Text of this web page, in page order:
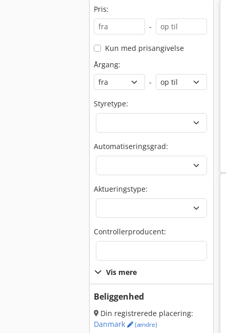
Pris:
-
Kun med prisangivelse
Årgang:
-
Styretype:
Automatiseringsgrad:
Aktueringstype:
Controllerproducent:
Vis mere
Beliggenhed
Din registrerede placering:
Danmark
(ændre)